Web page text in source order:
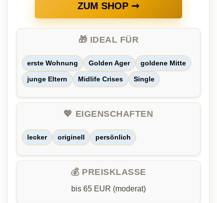
ZUM SHOP ➞
🎁 IDEAL FÜR
erste Wohnung Golden Ager goldene Mitte
junge Eltern Midlife Crises Single
💖 EIGENSCHAFTEN
lecker originell persönlich
💰 PREISKLASSE
bis 65 EUR (moderat)